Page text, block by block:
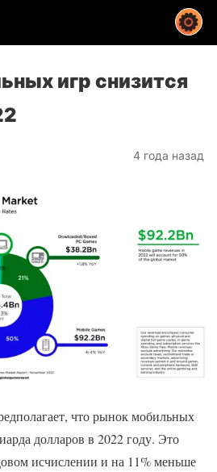
игр снизится
4 года назад
что рынок мобильных
долларов в 2022 году. Это
исчислении и на 11% меньше